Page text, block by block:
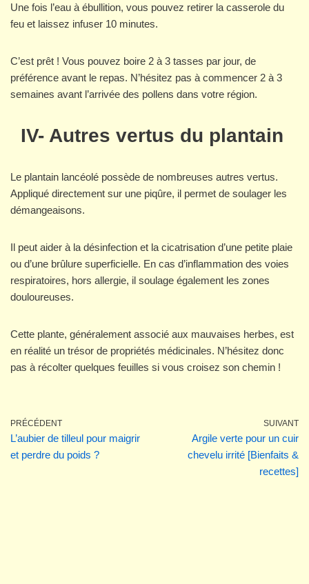
Une fois l’eau à ébullition, vous pouvez retirer la casserole du
feu et laissez infuser 10 minutes.
C’est prêt ! Vous pouvez boire 2 à 3 tasses par jour, de
préférence avant le repas. N’hésitez pas à commencer 2 à 3
semaines avant l’arrivée des pollens dans votre région.
IV- Autres vertus du plantain
Le plantain lancéolé possède de nombreuses autres vertus.
Appliqué directement sur une piqûre, il permet de soulager les
démangeaisons.
Il peut aider à la désinfection et la cicatrisation d’une petite plaie
ou d’une brûlure superficielle. En cas d’inflammation des voies
respiratoires, hors allergie, il soulage également les zones
douloureuses.
Cette plante, généralement associé aux mauvaises herbes, est
en réalité un trésor de propriétés médicinales. N’hésitez donc
pas à récolter quelques feuilles si vous croisez son chemin !
PRÉCÉDENT
L’aubier de tilleul pour maigrir
et perdre du poids ?
SUIVANT
Argile verte pour un cuir
chevelu irrité [Bienfaits &
recettes]